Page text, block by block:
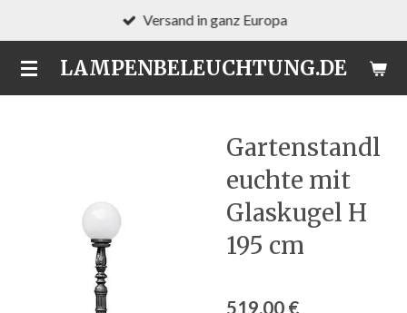
Hauptinhalt
springenLAMPENBELEUCHTUNG.DE
Versand in ganz Europa
Gartenstandl
euchte mit
Glaskugel H
195 cm
519,00 €